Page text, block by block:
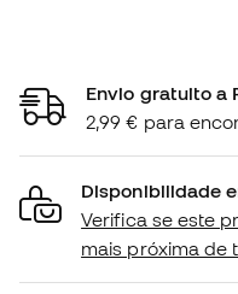
Envio gratuito a
2,99 € para
Disponibilidade
Verifica se este
mais próxima de